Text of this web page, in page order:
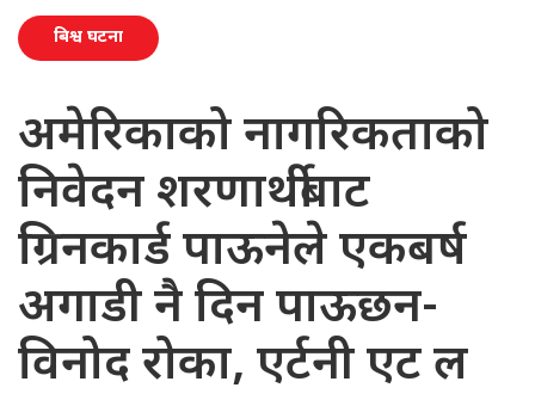
बिश्व घटना
अमेरिकाको नागरिकताको
निवेदन शरणार्थीबाट
ग्रिनकार्ड पाऊनेले एकबर्ष
अगाडी नै दिन पाऊछन-
विनोद रोका, एर्टनी एट ल